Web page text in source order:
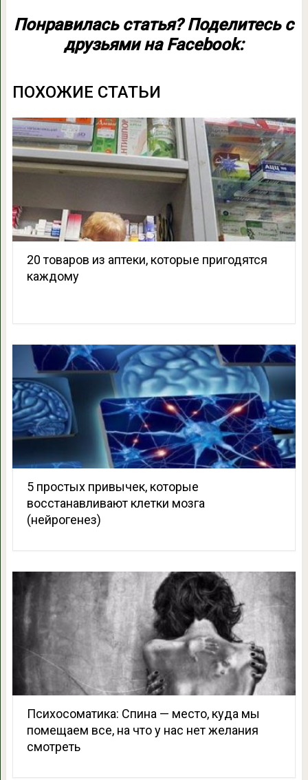
Понравилась статья? Поделитесь с
друзьями на Facebook:
ПОХОЖИЕ СТАТЬИ
20 товаров из аптеки, которые пригодятся
каждому
5 простых привычек, которые
восстанавливают клетки мозга
(нейрогенез)
Психосоматика: Спина — место, куда мы
помещаем все, на что у нас нет желания
смотреть